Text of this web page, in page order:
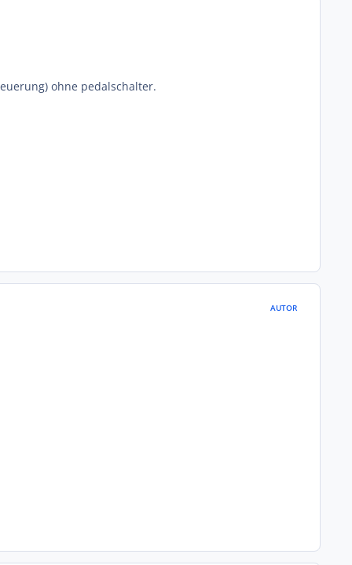
ohne pedalschalter.
AUTOR